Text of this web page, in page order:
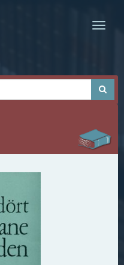
Toggle